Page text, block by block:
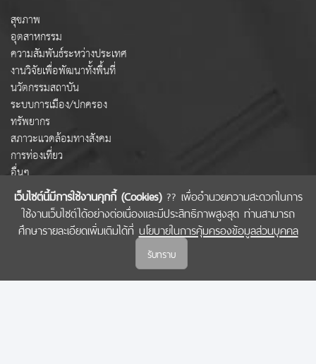
เว็บไซต์นี้มีการใช้งานคุกกี้ (Cookies)?? เพื่ออำนวยความสะดวกในการ
ใช้งานเว็บไซต์ได้อย่างต่อเนื่องและมีประสิทธิภาพสูงสุด ท่านสามารถ
ศึกษารายละเอียดเพิ่มเติมได้ที่ นโยบายในการคุ้มครองข้อมูลส่วนบุคคล
รับทราบ
สุขภาพ
อุตสาหกรรม
ความสัมพันธ์ระหว่างประเทศ
งานวิจัยเพื่อพัฒนาทั้งพื้นที่
นวัตกรรมสถาบัน
ระบบการเมือง/ปกครอง
ทรัพยากร
สภาวะแวดล้อมทางสังคม
การท่องเที่ยว
อื่นๆ
COPYRIGHT © 2022 สำนักงานคณะกรรมการส่งเสริมวิทยาศาสตร์ วิจัยและนวัตกรรม
(สกสว.)
นโยบายในการคุ้มครองข้อมูลส่วนบุคคล